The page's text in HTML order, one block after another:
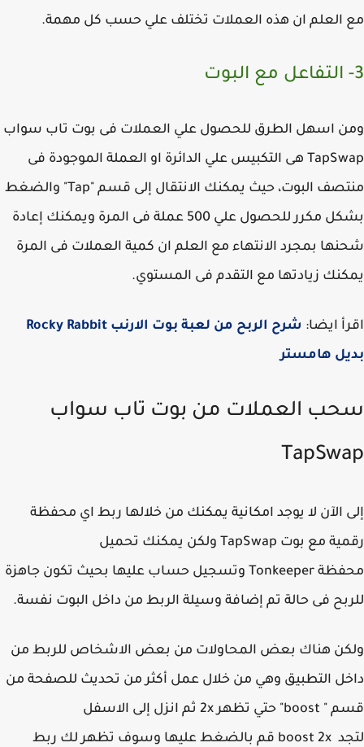
العلم ان هذه العملات تختلف علي حسب كل مهمة.
اسهل الطرق للحصول علي العملات فى بوت تاب سواب
TapSwap هى التكبيس علي الدائرة او العملة الموجودة فى
منتصف البوت، حيث يمكنك الانتقال إلى قسم "Tap" والضغط
بشكل مكرر للحصول علي 500 عملة فى المرة ويمكنك إعادة
بمجرد الانتهاء مع العلم ان كمية العملات فى المرة
زيادتها مع التقدم فى المستوي.
ايضا:
شرح الربح من لعبة بوت الارنب Rocky Rabbit
هامستر
العملات من بوت تاب سواب
الآن لا يوجد امكانية يمكنك من خلالها ربط اي محفظة
رقمية مع بوت TapSwap ولكن يمكنك تحميل
محفظة Tonkeeper وتسجيل حساب عليها بحيث تكون جاهزة
فى حالة تم إضافة وسيلة الربط من داخل البوت نفسة.
هناك بعض المحاولات من بعض الاشخاص للربط من
التطبيق وهي من خلال عمل أكثر من تحديث للصفحة من
قسم " boost" حتي تظهر 2x ثم انزل إلى الاسفل
لتجد boost 2x قم بالضغط عليها وسوف تظهر لك ربط